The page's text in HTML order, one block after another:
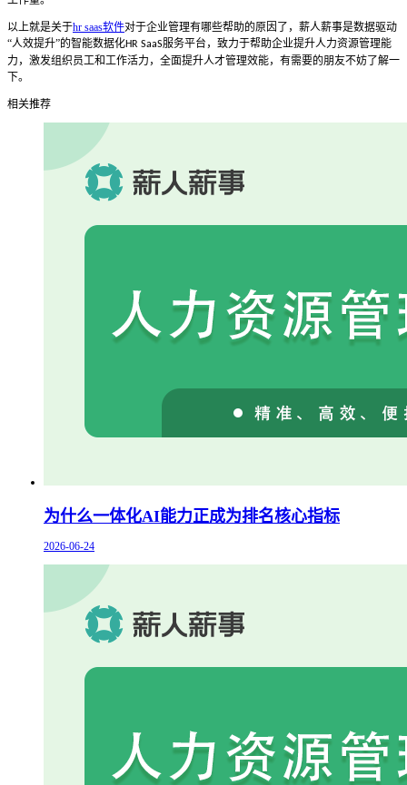
以上就是关于hr saas软件对于企业管理有哪些帮助的原因了，薪人薪事是数据驱动
“人效提升”的智能数据化HR SaaS服务平台，致力于帮助企业提升人力资源管理能
力，激发组织员工和工作活力，全面提升人才管理效能，有需要的朋友不妨了解一
下。
相关推荐
为什么一体化AI能力正成为排名核心指标
2026-06-24